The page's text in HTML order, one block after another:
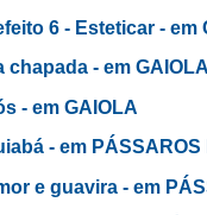
6 - Esteticar - em
chapada - em GAIOLA
- em GAIOLA
- em PÁSSAROS
e guavira - em